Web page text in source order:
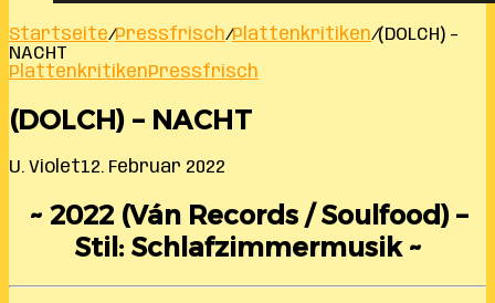
Startseite/Pressfrisch/Plattenkritiken/(DOLCH) –
NACHT
PlattenkritikenPressfrisch
(DOLCH) – NACHT
U. Violet12. Februar 2022
~ 2022 (Ván Records / Soulfood) –
Stil: Schlafzimmermusik ~